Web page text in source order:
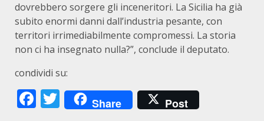
dovrebbero sorgere gli inceneritori. La Sicilia ha già
subito enormi danni dall’industria pesante, con
territori irrimediabilmente compromessi. La storia
non ci ha insegnato nulla?”, conclude il deputato.
condividi su:
Facebook
Twitter
Share Post